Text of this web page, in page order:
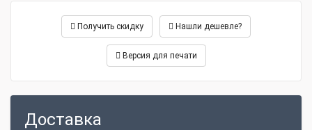
Получить скидку Нашли дешевле?
Версия для печати
Доставка